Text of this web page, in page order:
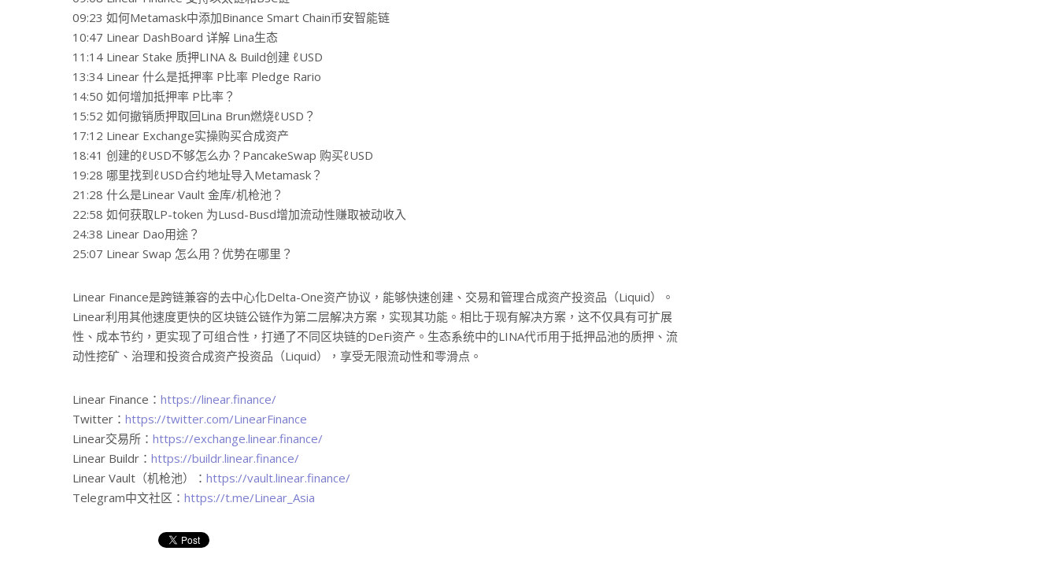
09:23 如何Metamask中添加Binance Smart Chain币安智能链
10:47 Linear DashBoard 详解 Lina生态
11:14 Linear Stake 质押LINA & Build创建 ℓUSD
13:34 Linear 什么是抵押率 P比率 Pledge Rario
14:50 如何增加抵押率 P比率？
15:52 如何撤销质押取回Lina Brun燃烧ℓUSD？
17:12 Linear Exchange实操购买合成资产
18:41 创建的ℓUSD不够怎么办？PancakeSwap 购买ℓUSD
19:28 哪里找到ℓUSD合约地址导入Metamask？
21:28 什么是Linear Vault 金库/机枪池？
22:58 如何获取LP-token 为Lusd-Busd增加流动性赚取被动收入
24:38 Linear Dao用途？
25:07 Linear Swap 怎么用？优势在哪里？
Linear Finance是跨链兼容的去中心化Delta-One资产协议，能够快速创建、交易和管理合成资产投资品（Liquid）。
Linear利用其他速度更快的区块链公链作为第二层解决方案，实现其功能。相比于现有解决方案，这不仅具有可扩展
性、成本节约，更实现了可组合性，打通了不同区块链的DeFi资产。生态系统中的LINA代币用于抵押品池的质押、流
动性挖矿、治理和投资合成资产投资品（Liquid），享受无限流动性和零滑点。
Linear Finance： https://linear.finance/
Twitter： https://twitter.com/LinearFinance
Linear交易所： https://exchange.linear.finance/
Linear Buildr： https://buildr.linear.finance/
Linear Vault（机枪池）： https://vault.linear.finance/
Telegram中文社区： https://t.me/Linear_Asia